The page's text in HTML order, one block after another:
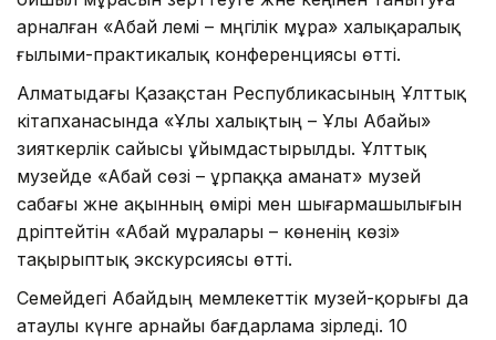
арналған «Абай әлемі – мәңгілік мұра» халықаралық
ғылыми-практикалық конференциясы өтті.
Алматыдағы Қазақстан Республикасының Ұлттық
кітапханасында «Ұлы халықтың – Ұлы Абайы»
зияткерлік сайысы ұйымдастырылды. Ұлттық
музейде «Абай сөзі – ұрпаққа аманат» музей
сабағы және ақынның өмірі мен шығармашылығын
дәріптейтін «Абай мұралары – көненің көзі»
тақырыптық экскурсиясы өтті.
Семейдегі Абайдың мемлекеттік музей-қорығы да
атаулы күнге арнайы бағдарлама әзірледі. 10